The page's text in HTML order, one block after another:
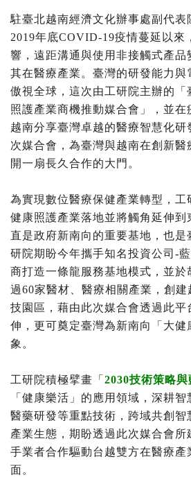
駐臺北越南經濟文化辦事處副代表
2019年底COVID-19疫情蔓延以來
響，遠距溝通與使用非接觸式產品
其在醫療產業。臺灣的研發能力與
傲視全球，這次由工研院主辦的「
照護產業商機推動媒合會」，並在
越南分享臺灣卓越的醫療智慧化研
次媒合會，為臺灣與越南在創新醫
開一扇長久合作的大門。
為實現數位醫療保健產業轉型，工
健康照護產業落地並將觸角延伸到
直是政府新南向的重要基地，也是
研院期盼今年攜手知名投資公司-
商打造一條龍服務基地模式，並於
過60家醫材、醫療相關產業，創
技園區，藉由此次媒合會透過此平
伸，更可奠定臺灣為新南向「大健
象。
工研院積極擘畫「 2030技術策略與
「健康樂活」的應用領域，深耕智
醫藥研發等重點技術，跨域共創智
產業生態，期盼透過此次媒合會所
手業者合作驅動台越雙方在醫療產
面。